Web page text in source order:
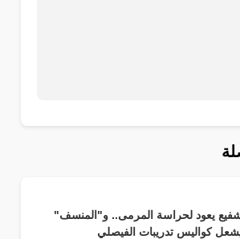
يعود لحراسة المرمى.. و"المنسف"
كواليس تدريبات الفيصلي